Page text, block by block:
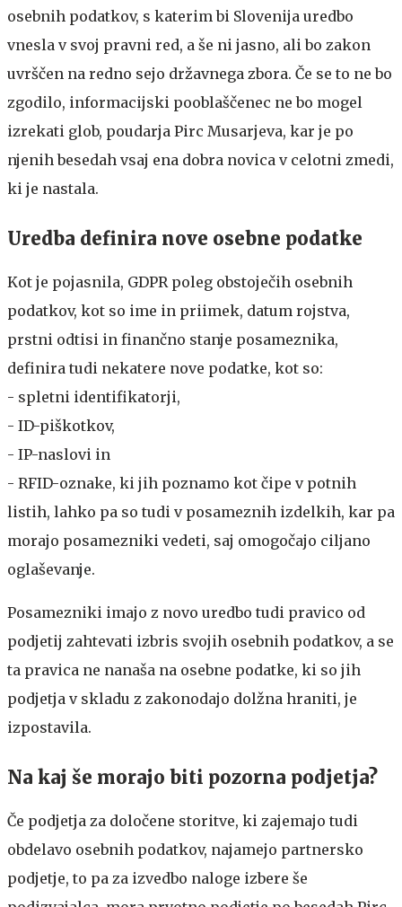
osebnih podatkov, s katerim bi Slovenija uredbo
vnesla v svoj pravni red, a še ni jasno, ali bo zakon
uvrščen na redno sejo državnega zbora. Če se to ne bo
zgodilo, informacijski pooblaščenec ne bo mogel
izrekati glob, poudarja Pirc Musarjeva, kar je po
njenih besedah vsaj ena dobra novica v celotni zmedi,
ki je nastala.
Uredba definira nove osebne podatke
Kot je pojasnila, GDPR poleg obstoječih osebnih
podatkov, kot so ime in priimek, datum rojstva,
prstni odtisi in finančno stanje posameznika,
definira tudi nekatere nove podatke, kot so:
- spletni identifikatorji,
- ID-piškotkov,
- IP-naslovi in
- RFID-oznake, ki jih poznamo kot čipe v potnih
listih, lahko pa so tudi v posameznih izdelkih, kar pa
morajo posamezniki vedeti, saj omogočajo ciljano
oglaševanje.
Posamezniki imajo z novo uredbo tudi pravico od
podjetij zahtevati izbris svojih osebnih podatkov, a se
ta pravica ne nanaša na osebne podatke, ki so jih
podjetja v skladu z zakonodajo dolžna hraniti, je
izpostavila.
Na kaj še morajo biti pozorna podjetja?
Če podjetja za določene storitve, ki zajemajo tudi
obdelavo osebnih podatkov, najamejo partnersko
podjetje, to pa za izvedbo naloge izbere še